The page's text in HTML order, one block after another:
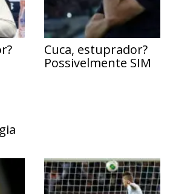
Cuca, estuprador?
Possivelmente SIM